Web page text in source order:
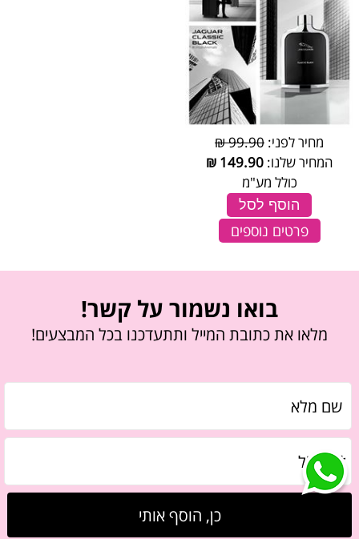
מחיר לפני: 99.90 ₪
המחיר שלנו: 149.90
₪
כולל מע"מ
הוסף לסל
פרטים נוספים
בואו נשמור על קשר!
מלאו את כתובת המייל ותתעדכנו בכל המבצעים!